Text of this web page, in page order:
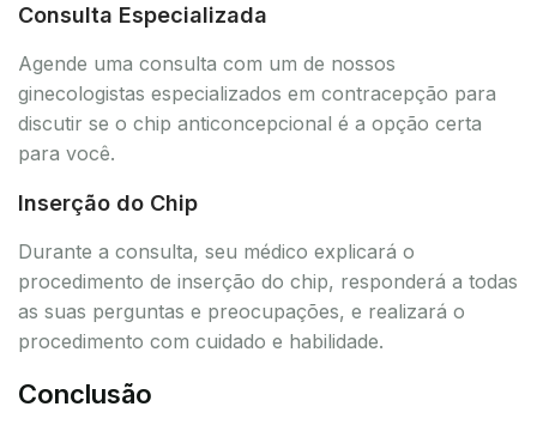
Consulta Especializada
Agende uma consulta com um de nossos
ginecologistas especializados em contracepção para
discutir se o chip anticoncepcional é a opção certa
para você.
Inserção do Chip
Durante a consulta, seu médico explicará o
procedimento de inserção do chip, responderá a todas
as suas perguntas e preocupações, e realizará o
procedimento com cuidado e habilidade.
Conclusão